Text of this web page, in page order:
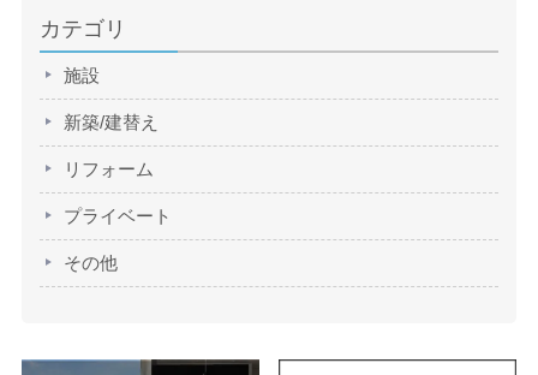
カテゴリ
施設
新築/建替え
リフォーム
プライベート
その他